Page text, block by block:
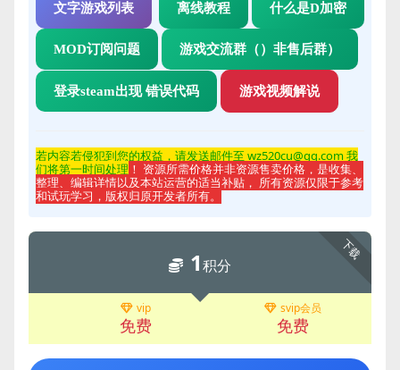
文字游戏列表 离线教程 什么是D加密
MOD订阅问题 游戏交流群（）非售后群）
登录steam出现 错误代码 游戏视频解说
若内容若侵犯到您的权益，请发送邮件至 wz520cu@qq.com 我
们将第一时间处理 ！ 资源所需价格并非资源售卖价格，是收集、
整理、编辑详情以及本站运营的适当补贴， 所有资源仅限于参考
和试玩学习，版权归原开发者所有。
下载
1积分
vip
免费
svip会员
免费